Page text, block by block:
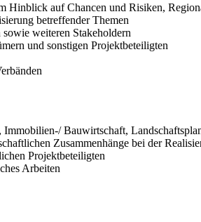
Hinblick auf Chancen und Risiken,
betreffender Themen
weiteren Stakeholdern
und sonstigen Projektbeteiligten
Bauwirtschaft,
Zusammenhänge bei der
Projektbeteiligten
Arbeiten